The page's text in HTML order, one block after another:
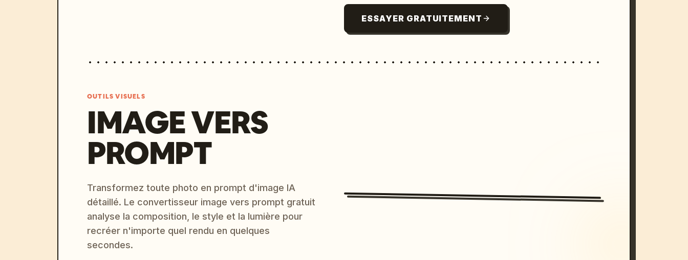
ESSAYER GRATUITEMENT
OUTILS VISUELS
IMAGE VERS
PROMPT
Transformez toute photo en prompt d'image IA
détaillé. Le convertisseur image vers prompt gratuit
analyse la composition, le style et la lumière pour
recréer n'importe quel rendu en quelques
secondes.